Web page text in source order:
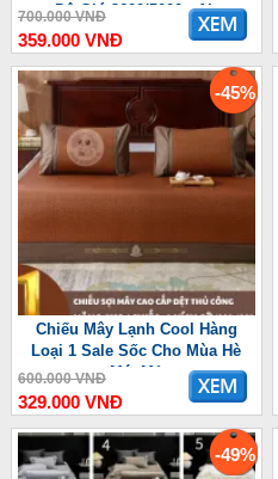
Độ Gió 3600/5000mAh
700.000 VNĐ
359.000 VNĐ
-45%
Chiếu Mây Lạnh Cool Hàng
Loại 1 Sale Sốc Cho Mùa Hè
Mát Mẻ
600.000 VNĐ
329.000 VNĐ
-49%